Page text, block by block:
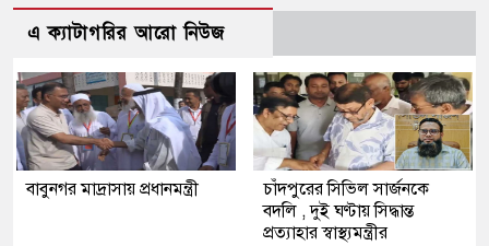
এ ক্যাটাগরির আরো নিউজ
বাবুনগর মাদ্রাসায় প্রধানমন্ত্রী
চাঁদপুরের সিভিল সার্জনকে
বদলি , দুই ঘণ্টায় সিদ্ধান্ত
প্রত্যাহার স্বাস্থ্যমন্ত্রীর